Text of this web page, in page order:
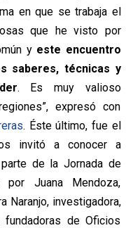
en que se trabaja el
que he visto por
y este encuentro
saberes, técnicas y
. Es muy valioso
expresó con
. Éste último, fue el
invitó a conocer a
de la Jornada de
por Juana Mendoza,
Naranjo, investigadora,
de Oficios